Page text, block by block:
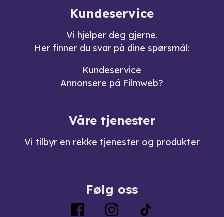
Kundeservice
Vi hjelper deg gjerne.
Her finner du svar på dine spørsmål:
Kundeservice
Annonsere på Filmweb?
Våre tjenester
Vi tilbyr en rekke tjenester og produkter
Følg oss